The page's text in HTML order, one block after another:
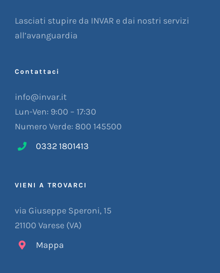
Lasciati stupire da INVAR e dai nostri servizi
all’avanguardia
Contattaci
info@invar.it
Lun-Ven: 9:00 – 17:30
Numero Verde: 800 145500
0332 1801413
VIENI A TROVARCI
via Giuseppe Speroni, 15
21100 Varese (VA)
Mappa